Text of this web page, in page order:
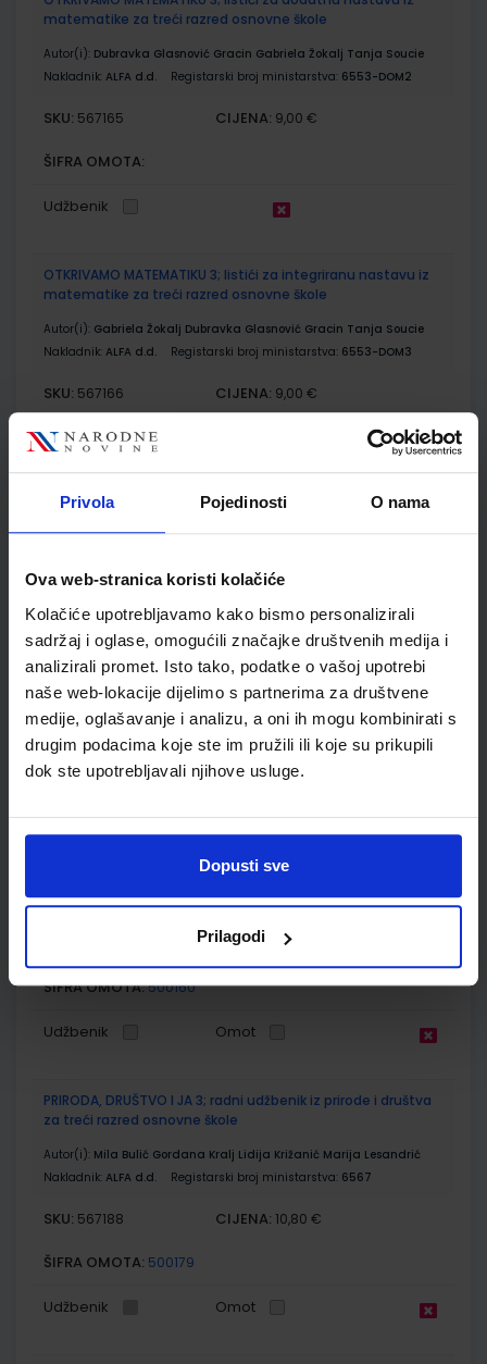
Privola Pojedinosti O nama
Ova web-stranica koristi kolačiće
Kolačiće upotrebljavamo kako bismo personalizirali
sadržaj i oglase, omogućili značajke društvenih medija i
analizirali promet. Isto tako, podatke o vašoj upotrebi
naše web-lokacije dijelimo s partnerima za društvene
medije, oglašavanje i analizu, a oni ih mogu kombinirati s
drugim podacima koje ste im pružili ili koje su prikupili
dok ste upotrebljavali njihove usluge.
Dopusti sve
Prilagodi
matematike za treći razred osnovne škole
Autor(i): Dubravka Glasnović Gracin Gabriela Žokalj Tanja Soucie
Nakladnik: ALFA d.d. Registarski broj ministarstva: 6553-DOM2
SKU: 567165 CIJENA: 9,00 €
ŠIFRA OMOTA:
Udžbenik
OTKRIVAMO MATEMATIKU 3; listići za integriranu nastavu iz
matematike za treći razred osnovne škole
Autor(i): Gabriela Žokalj Dubravka Glasnović Gracin Tanja Soucie
Nakladnik: ALFA d.d. Registarski broj ministarstva: 6553-DOM3
SKU: 567166 CIJENA: 9,00 €
ŠIFRA OMOTA:
osnovne škole
ALFA d.d. Registarski broj ministarstva:
SKU:567182 CIJENA:10,80 €
ŠIFRA OMOTA: 500167
Udžbenik Omot
Blaženka Rihter Karmen Toić Dlačić
Nakladnik:ALFA d.d. Registarski broj ministarstva:6539-DOM
CIJENA: 9,50 €
ŠIFRA OMOTA:500160
Udžbenik Omot
PRIRODA, DRUŠTVO I JA 3; radni udžbenik iz prirode i društva
za treći razred osnovne škole
Autor(i): Mila Bulić Gordana Kralj Lidija Križanić Marija Lesandrić
Nakladnik: ALFA d.d. Registarski broj ministarstva: 6567
SKU: 567188 CIJENA: 10,80 €
ŠIFRA OMOTA: 500179
Udžbenik Omot